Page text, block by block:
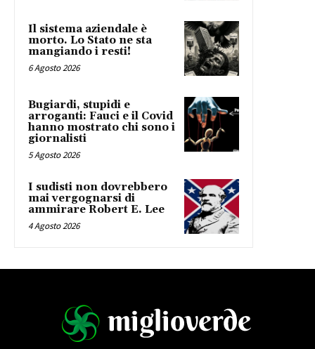
Il sistema aziendale è
morto. Lo Stato ne sta
mangiando i resti!
6 Agosto 2026
Bugiardi, stupidi e
arroganti: Fauci e il Covid
hanno mostrato chi sono i
giornalisti
5 Agosto 2026
I sudisti non dovrebbero
mai vergognarsi di
ammirare Robert E. Lee
4 Agosto 2026